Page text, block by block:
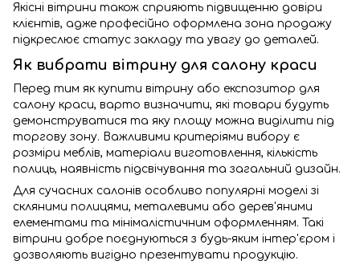
Якісні вітрини також сприяють підвищенню довіри
клієнтів, адже професійно оформлена зона продажу
підкреслює статус закладу та увагу до деталей.
Як вибрати вітрину для салону краси
Перед тим як купити вітрину або експозитор для
салону краси, варто визначити, які товари будуть
демонструватися та яку площу можна виділити під
торгову зону. Важливими критеріями вибору є
розміри меблів, матеріали виготовлення, кількість
полиць, наявність підсвічування та загальний дизайн.
Для сучасних салонів особливо популярні моделі зі
скляними полицями, металевими або дерев'яними
елементами та мінімалістичним оформленням. Такі
вітрини добре поєднуються з будь-яким інтер'єром і
дозволяють вигідно презентувати продукцію.